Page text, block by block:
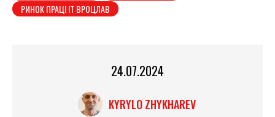
РИНОК ПРАЦІ ІТ ВРОЦЛАВ
24.07.2024
KYRYLO ZHYKHAREV